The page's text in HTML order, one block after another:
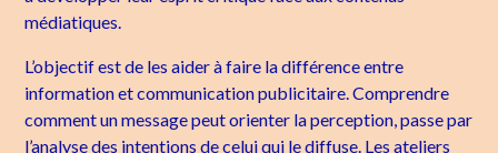
médiatiques.
L’objectif est de les aider à faire la différence entre
information et communication publicitaire. Comprendre
comment un message peut orienter la perception, passe par
l’analyse des intentions de celui qui le diffuse. Les ateliers